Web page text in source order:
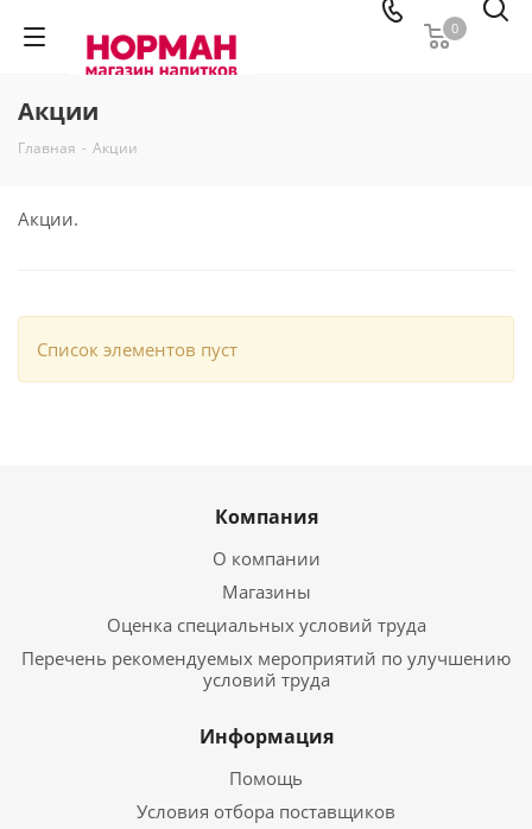
0
Акции
Главная - Акции
Акции.
Список элементов пуст
Компания
О компании
Магазины
Оценка специальных условий труда
Перечень рекомендуемых мероприятий по улучшению
условий труда
Информация
Помощь
Условия отбора поставщиков